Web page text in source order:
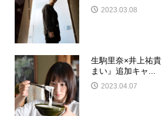
2023.03.08
生駒里奈×井上祐
まい』追加キャ...
2023.04.07